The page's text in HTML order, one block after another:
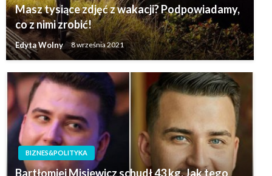
Masz tysiące zdjęć z wakacji? Podpowiadamy,
co z nimi zrobić!
Edyta Wolny 8 września 2021
BIZNES&POLITYKA
Bartłomiej Misiewicz schudł 43 kg. Jak tego